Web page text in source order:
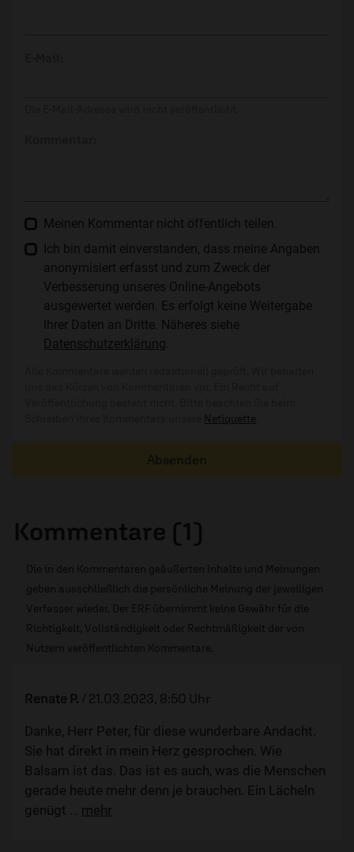
Meinen Kommentar nicht öffentlich teilen.
Ich bin damit einverstanden, dass meine Angaben
anonymisiert erfasst und zum Zweck der
Verbesserung unseres Online-Angebots
ausgewertet werden. Es erfolgt keine Weitergabe
Ihrer Daten an Dritte. Näheres siehe
Datenschutzerklärung
Netiquette
Absenden
Kommentare (1)
Die in den Kommentaren geäußerten Inhalte und Meinungen
geben ausschließlich die persönliche Meinung der jeweiligen
Verfasser wieder. Der ERF übernimmt keine Gewähr für die
Richtigkeit, Vollständigkeit oder Rechtmäßigkeit der von
Nutzern veröffentlichten Kommentare.
Renate P. / 21.03.2023, 8:50 Uhr
Danke, Herr Peter, für diese wunderbare Andacht.
Sie hat direkt in mein Herz gesprochen. Wie
Balsam ist das. Das ist es auch, was die Menschen
gerade heute mehr denn je brauchen. Ein Lächeln
genügt
mehr